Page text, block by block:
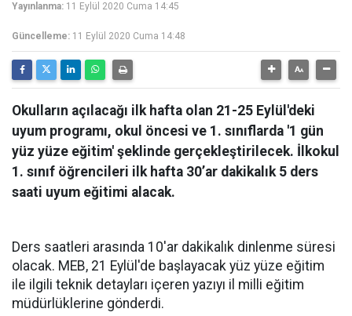
Yayınlanma: 11 Eylül 2020 Cuma 14:45
Güncelleme: 11 Eylül 2020 Cuma 14:48
Okulların açılacağı ilk hafta olan 21-25 Eylül'deki
uyum programı, okul öncesi ve 1. sınıflarda '1 gün
yüz yüze eğitim' şeklinde gerçekleştirilecek. İlkokul
1. sınıf öğrencileri ilk hafta 30’ar dakikalık 5 ders
saati uyum eğitimi alacak.
Ders saatleri arasında 10'ar dakikalık dinlenme süresi
olacak. MEB, 21 Eylül'de başlayacak yüz yüze eğitim
ile ilgili teknik detayları içeren yazıyı il milli eğitim
müdürlüklerine gönderdi.